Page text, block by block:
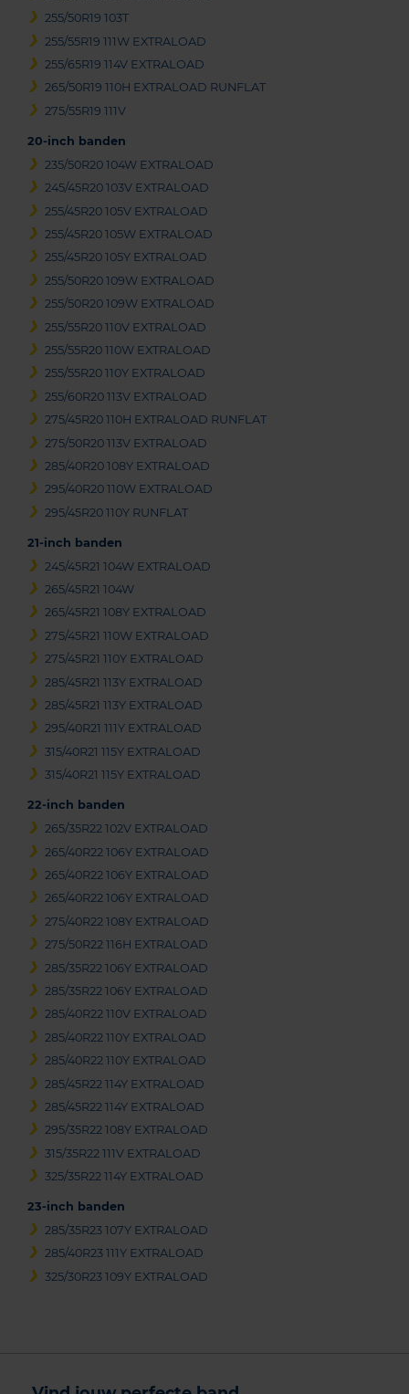
255/50R19 103T
255/55R19 111W EXTRALOAD
255/65R19 114V EXTRALOAD
265/50R19 110H EXTRALOAD RUNFLAT
275/55R19 111V
20-inch banden
235/50R20 104W EXTRALOAD
245/45R20 103V EXTRALOAD
255/45R20 105V EXTRALOAD
255/45R20 105W EXTRALOAD
255/45R20 105Y EXTRALOAD
255/50R20 109W EXTRALOAD
255/50R20 109W EXTRALOAD
255/55R20 110V EXTRALOAD
255/55R20 110W EXTRALOAD
255/55R20 110Y EXTRALOAD
255/60R20 113V EXTRALOAD
275/45R20 110H EXTRALOAD RUNFLAT
275/50R20 113V EXTRALOAD
285/40R20 108Y EXTRALOAD
295/40R20 110W EXTRALOAD
295/45R20 110Y RUNFLAT
21-inch banden
245/45R21 104W EXTRALOAD
265/45R21 104W
265/45R21 108Y EXTRALOAD
275/45R21 110W EXTRALOAD
275/45R21 110Y EXTRALOAD
285/45R21 113Y EXTRALOAD
285/45R21 113Y EXTRALOAD
295/40R21 111Y EXTRALOAD
315/40R21 115Y EXTRALOAD
315/40R21 115Y EXTRALOAD
22-inch banden
265/35R22 102V EXTRALOAD
265/40R22 106Y EXTRALOAD
265/40R22 106Y EXTRALOAD
265/40R22 106Y EXTRALOAD
275/40R22 108Y EXTRALOAD
275/50R22 116H EXTRALOAD
285/35R22 106Y EXTRALOAD
285/35R22 106Y EXTRALOAD
285/40R22 110V EXTRALOAD
285/40R22 110Y EXTRALOAD
285/40R22 110Y EXTRALOAD
285/45R22 114Y EXTRALOAD
285/45R22 114Y EXTRALOAD
295/35R22 108Y EXTRALOAD
315/35R22 111V EXTRALOAD
325/35R22 114Y EXTRALOAD
23-inch banden
285/35R23 107Y EXTRALOAD
285/40R23 111Y EXTRALOAD
325/30R23 109Y EXTRALOAD